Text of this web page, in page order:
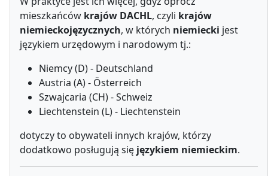
mieszkańców krajów DACHL, czyli krajów
niemieckojęzycznych, w których niemiecki jest
językiem urzędowym i narodowym tj.:
Niemcy (D) - Deutschland
Austria (A) - Österreich
Szwajcaria (CH) - Schweiz
Liechtenstein (L) - Liechtenstein
dotyczy to obywateli innych krajów, którzy
dodatkowo posługują się językiem niemieckim.